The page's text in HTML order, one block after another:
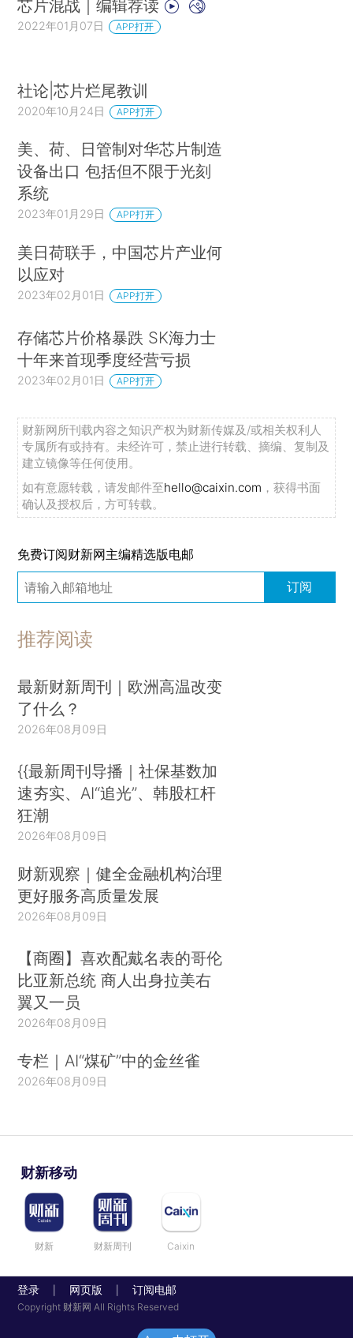
芯片混战｜编辑荐读
2022年01月07日 APP打开
社论|芯片烂尾教训
2020年10月24日 APP打开
美、荷、日管制对华芯片制造
设备出口 包括但不限于光刻
系统
2023年01月29日 APP打开
美日荷联手，中国芯片产业何
以应对
2023年02月01日 APP打开
存储芯片价格暴跌 SK海力士
十年来首现季度经营亏损
2023年02月01日 APP打开
财新网所刊载内容之知识产权为财新传媒及/或相关权利人
专属所有或持有。未经许可，禁止进行转载、摘编、复制及
建立镜像等任何使用。
如有意愿转载，请发邮件至hello@caixin.com ，获得书面
确认及授权后，方可转载。
免费订阅财新网主编精选版电邮
订阅
推荐阅读
最新财新周刊｜欧洲高温改变
了什么？
2026年08月09日
{{最新周刊导播｜社保基数加
速夯实、AI“追光”、韩股杠杆
狂潮
2026年08月09日
财新观察｜健全金融机构治理
更好服务高质量发展
2026年08月09日
【商圈】喜欢配戴名表的哥伦
比亚新总统 商人出身拉美右
翼又一员
2026年08月09日
专栏｜AI“煤矿”中的金丝雀
2026年08月09日
财新移动
财新 财新周刊 Caixin
登录 网页版 订阅电邮
Copyright 财新网 All Rights Reserved